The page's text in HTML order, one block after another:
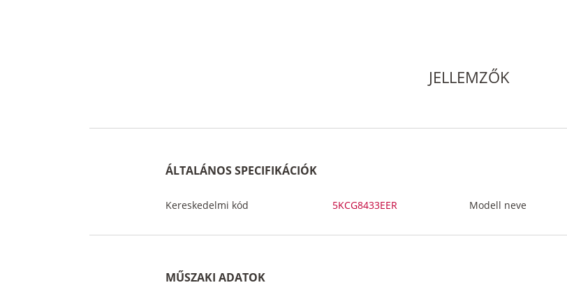
JELLEMZŐK
ÁLTALÁNOS SPECIFIKÁCIÓK
Kereskedelmi kód 5KCG8433EER Modell neve
MŰSZAKI ADATOK